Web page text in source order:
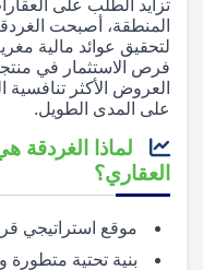
تزايد الطلب على
المنطقة، أصبحت
لتحقيق عوائد مالية
فرص الاستثمار في
العروض الأكثر تنافسية
على المدى الطويل.
لماذا الغردقة
العقاري؟
موقع استراتيجي
بنية تحتية